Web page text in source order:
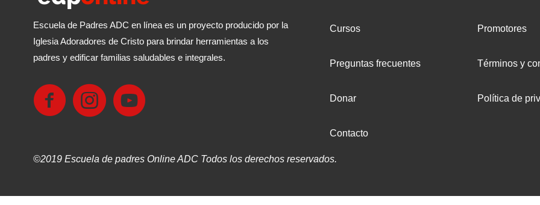
Escuela de Padres ADC en línea es un proyecto producido por la
Iglesia Adoradores de Cristo para brindar herramientas a los
padres y edificar familias saludables e integrales.
Cursos
Preguntas frecuentes
Donar
Contacto
Promotores
Términos y
Política de
©2019 Escuela de padres Online ADC Todos los derechos reservados.